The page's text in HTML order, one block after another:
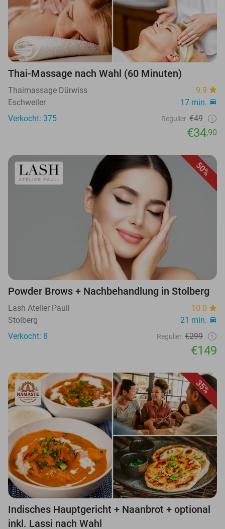
Thai-Massage nach Wahl (60 Minuten)
Thaimassage Dürwiss
9.9
Eschweiler
17 min.
Verkocht: 375
Regulier €49
€34,90
50%
Powder Brows + Nachbehandlung in Stolberg
Lash Atelier Pauli
10.0
Stolberg
21 min.
Verkocht: 8
Regulier €299
€149
35%
Indisches Hauptgericht + Naanbrot + optional
inkl. Lassi nach Wahl